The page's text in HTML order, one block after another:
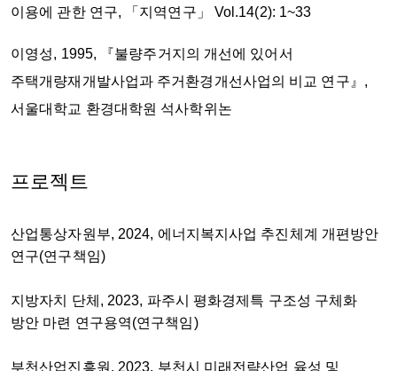
이용에 관한 연구, 「지역연구」 Vol.14(2): 1~33
이영성, 1995, 『불량주거지의 개선에 있어서
주택개량재개발사업과 주거환경개선사업의 비교 연구』,
서울대학교 환경대학원 석사학위논
프로젝트
산업통상자원부, 2024, 에너지복지사업 추진체계 개편방안
연구(연구책임)
지방자치 단체, 2023, 파주시 평화경제특 구조성 구체화
방안 마련 연구용역(연구책임)
부천산업진흥원, 2023, 부천시 미래전략산업 육성 및